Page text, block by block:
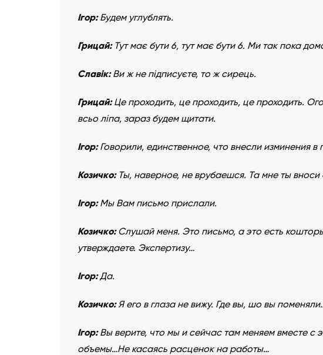
Ігор:Будем углублять.
Грицай: Тут має бути 6, тут має бути 6. Ми так пока
Славік:Ви ж не підписуєте, то ж сирець.
Грицай:Це проходить, це проходить, це проходить.
всьо ліпа, зараз будем щитати.
Ігор:Говорили, единственное, что внесли изминения в
Козичко: Ты, наверное, не врубаешся. Та мне ты вноси
Ігор:Мы Вам письмо прислали.
Козичко:Слушай меня. Это письмо, а это есть
утверждаете. Экспертизу…
Ігор:Да.
Козичко:Я его в глаза не вижу. Где вы, шо вы
Ігор:Вы верите, что мы и сейчас там меняем вместе с
объемы…Не касаясь расценок на работы…